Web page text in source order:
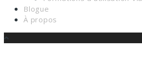
Blogue
À propos